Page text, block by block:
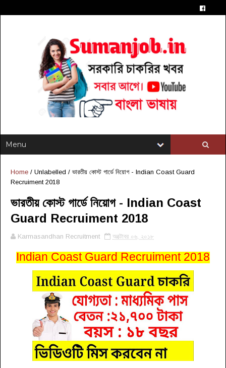
Home / Unlabelled / ভারতীয় কোস্ট গার্ডে নিয়োগ - Indian Coast Guard
Recruiment 2018
ভারতীয় কোস্ট গার্ডে নিয়োগ - Indian Coast
Guard Recruiment 2018
Karmasandhan Recruitment অক্টোবর ০৬, ২০১৮
Indian Coast Guard Recruiment 2018